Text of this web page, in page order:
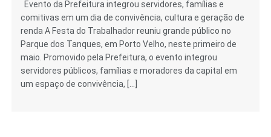
Evento da Prefeitura integrou servidores, famílias e
comitivas em um dia de convivência, cultura e geração de
renda A Festa do Trabalhador reuniu grande público no
Parque dos Tanques, em Porto Velho, neste primeiro de
maio. Promovido pela Prefeitura, o evento integrou
servidores públicos, famílias e moradores da capital em
um espaço de convivência, […]